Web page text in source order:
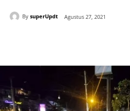
By superUpdt Agustus 27, 2021